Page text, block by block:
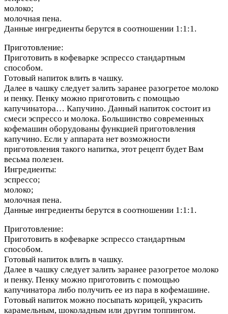
молоко;
молочная пена.
Данные ингредиенты берутся в соотношении 1:1:1.
Приготовление:
Приготовить в кофеварке эспрессо стандартным
способом.
Готовый напиток влить в чашку.
Далее в чашку следует залить заранее разогретое молоко
и пенку. Пенку можно приготовить с помощью
капучинатора… Капучино. Данный напиток состоит из
смеси эспрессо и молока. Большинство современных
кофемашин оборудованы функцией приготовления
капучино. Если у аппарата нет возможности
приготовления такого напитка, этот рецепт будет Вам
весьма полезен.
Ингредиенты:
эспрессо;
молоко;
молочная пена.
Данные ингредиенты берутся в соотношении 1:1:1.
Приготовление:
Приготовить в кофеварке эспрессо стандартным
способом.
Готовый напиток влить в чашку.
Далее в чашку следует залить заранее разогретое молоко
и пенку. Пенку можно приготовить с помощью
капучинатора либо получить ее из пара в кофемашине.
Готовый напиток можно посыпать корицей, украсить
карамельным, шоколадным или другим топпингом.